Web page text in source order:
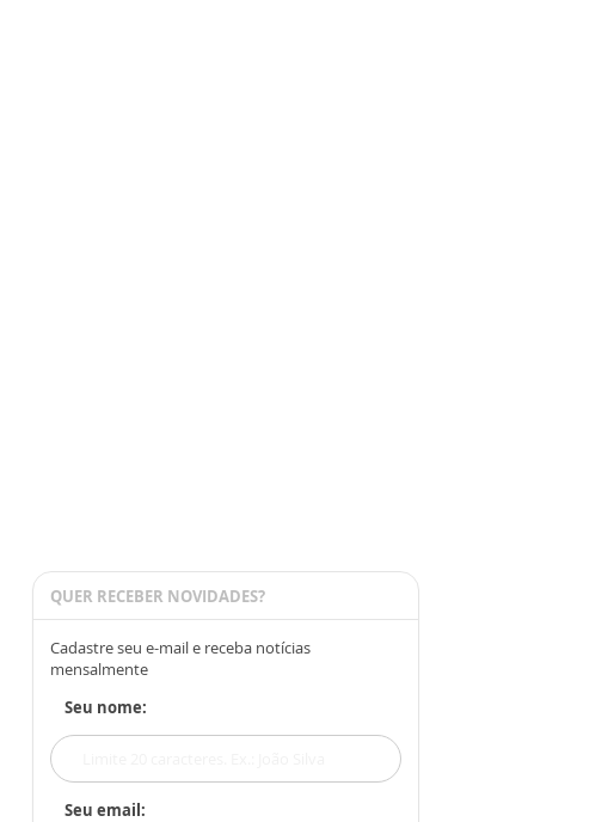
QUER RECEBER NOVIDADES?
Cadastre seu e-mail e receba notícias
mensalmente
Seu nome:
Seu email: